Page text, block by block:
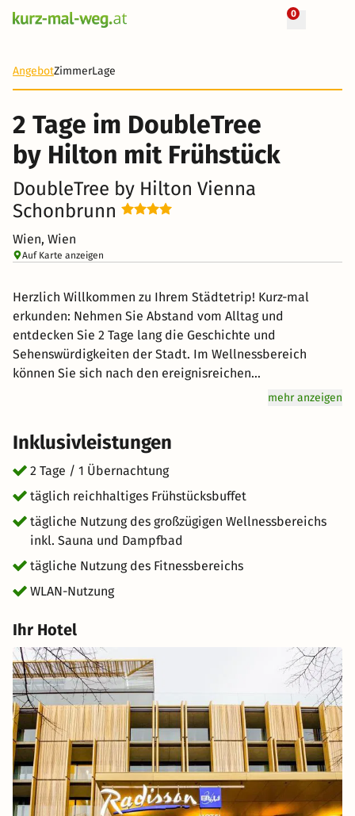
0
AngebotZimmerLage
2 Tage im DoubleTree
by Hilton mit Frühstück
DoubleTree by Hilton Vienna
Schonbrunn
Wien, Wien
Auf Karte anzeigen
Herzlich Willkommen zu Ihrem Städtetrip! Kurz-mal
erkunden: Nehmen Sie Abstand vom Alltag und
entdecken Sie 2 Tage lang die Geschichte und
Sehenswürdigkeiten der Stadt. Im Wellnessbereich
können Sie sich nach den ereignisreichen
Entdeckungstouren ganz entspannt zurücklehnen. Genuss
reichhaltigen Frühstücksbuffet für Genießer vital in den
Tag. Freuen Sie sich auf hervorragenden Service und eine
entspannte Atmosphäre für einen unvergesslichen
Urlaub. kurz-mal-weg.de wünscht Ihnen einen tollen
Aufenthalt im schönen Wien.
mehr anzeigen
Inklusivleistungen
2 Tage / 1 Übernachtung
täglich reichhaltiges Frühstücksbuffet
tägliche Nutzung des großzügigen Wellnessbereichs
inkl. Sauna und Dampfbad
tägliche Nutzung des Fitnessbereichs
WLAN-Nutzung
Ihr Hotel